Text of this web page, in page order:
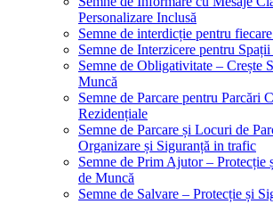
Personalizare Inclusă
Semne de interdicție pentru
Semne de Interzicere pentru
Semne de Obligativitate – Crește
Muncă
Semne de Parcare pentru Parcări
Rezidențiale
Semne de Parcare și Locuri de
Organizare și Siguranță in trafic
Semne de Prim Ajutor – Protecție
de Muncă
Semne de Salvare – Protecție și